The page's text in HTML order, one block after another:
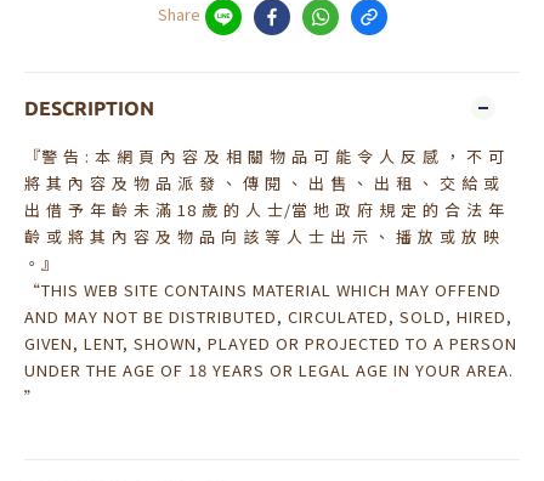
Share
DESCRIPTION
『警 告 : 本 網 頁 內 容 及 相 關 物 品 可 能 令 人 反 感 ， 不 可
將 其 內 容 及 物 品 派 發 、 傳 閱 、 出 售 、 出 租 、 交 給 或
出 借 予 年 齡 未 滿 18 歲 的 人 士/當 地 政 府 規 定 的 合 法 年
齡 或 將 其 內 容 及 物 品 向 該 等 人 士 出 示 、 播 放 或 放 映
。』
“THIS WEB SITE CONTAINS MATERIAL WHICH MAY OFFEND
AND MAY NOT BE DISTRIBUTED, CIRCULATED, SOLD, HIRED,
GIVEN, LENT, SHOWN, PLAYED OR PROJECTED TO A PERSON
UNDER THE AGE OF 18 YEARS OR LEGAL AGE IN YOUR AREA.
”